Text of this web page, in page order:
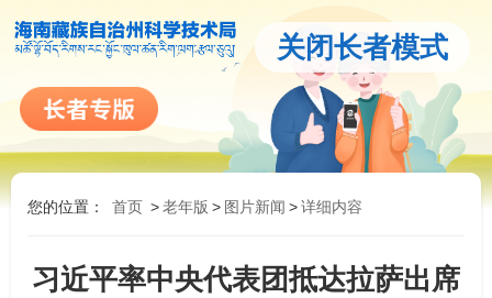
关闭长者模式
您的位置： 首页 >老年版 > 图片新闻 >详细内容
习近平率中央代表团抵达拉萨出席